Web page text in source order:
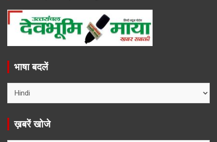
भाषा बदलें
ख़बरें खोजे